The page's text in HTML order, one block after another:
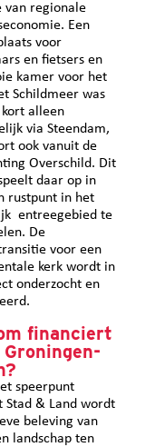
van regionale
Een
voor
en fietsers en
kamer voor het
Schildmeer was
alleen
via Steendam,
ook vanuit de
Overschild. Dit
daar op in
rustpunt in het
entreegebied te
De
voor een
kerk wordt in
onderzocht en
financiert
Groningen-
speerpunt
Stad & Land wordt
beleving van
landschap ten